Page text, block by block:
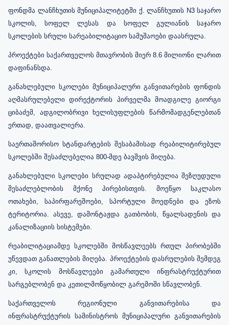
ფონდმა ლანჩხუთის მუნიციპალიტეტში ქ. ლანჩხუთის N3 საჯარო
სკოლის, სოფელ ლესას და სოფელ გულიანის საჯარო
სკოლების სრული სარეაბილიტაციო სამუშაოები დაასრულა.
პროექტები საქართველოს მთავრობის მიერ 8.6 მილიონი ლარით
დაფინანსდა.
განახლებული სკოლები მუნიციპალური განვითარების ფონდის
აღმასრულებელი დირექტორის პირველმა მოადგილე გიორგი
ციბაძემ, ადგილობრივი ხელისუფლების წარმომადგენლებთან
ერთად, დაათვალიერა.
საერთაშორისო სტანდარტების შესაბამისად რეაბილიტირებულ
სკოლებში შესაძლებელია 800-მდე ბავშვის მიღება.
განახლებული სკოლები სრულად ადაპტირებულია შეზღუდული
შესაძლებლობის მქონე პირებისთვის. მოეწყო საკლასო
ოთახები, საპირფარეშოები, სპორტული მოედნები და ეზოს
ტერიტორია. ასევე, დამონტაჟდა გათბობის, წყალსადენის და
კანალიზაციის სისტემები.
რეაბილიტაციამდე სკოლებში მოსწავლეებს რთულ პირობებში
უწევდათ განათლების მიღება. პროექტების დასრულების შემდეგ
კი, სკოლის მოსწავლეები გამართული ინფრასტრუქტურით
სარგებლობენ და კეთილმოწყობილ გარემოში სწავლობენ.
საქართველოს რეგიონული განვითარებისა და
ინფრასტრუქტურის სამინისტროს მუნიციპალური განვითარების